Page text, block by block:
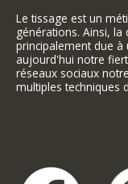
Le tissage est un
générations. Ainsi,
principalement due
aujourd'hui notre
réseaux sociaux
multiples techniques